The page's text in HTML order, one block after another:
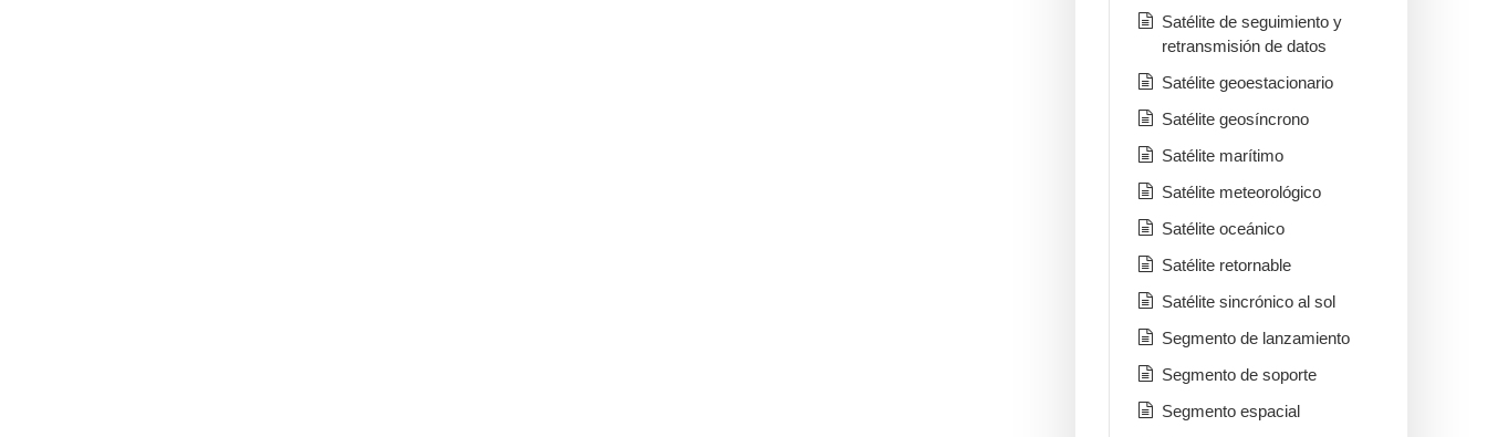
Satélite de seguimiento y
retransmisión de datos
Satélite geoestacionario
Satélite geosíncrono
Satélite marítimo
Satélite meteorológico
Satélite oceánico
Satélite retornable
Satélite sincrónico al sol
Segmento de lanzamiento
Segmento de soporte
Segmento espacial